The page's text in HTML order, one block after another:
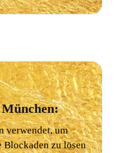
München:
verwendet, um
Blockaden zu lösen